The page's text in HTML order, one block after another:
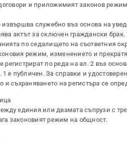
и приложимият законов
извършва служебно въз основа на
актът за сключен граждански
по седалището на съответния
режим, изменението и
регистрират по реда на ал. 2 въз
1 е публичен. За справки и
и съхраняването на регистъра се
единия или двамата съпрузи с
законовият режим на общност.